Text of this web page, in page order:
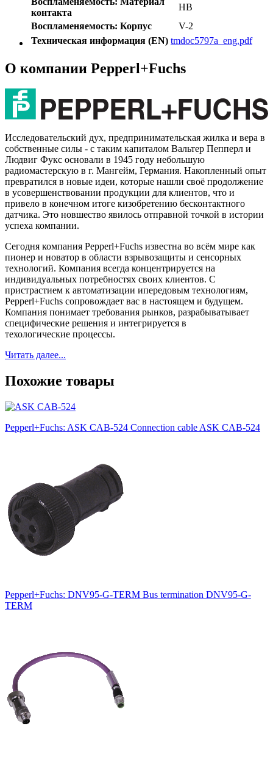
контакта
HB
Воспламеняемость: Корпус
V-2
Техническая информация (EN) tmdoc5797a_eng.pdf
О компании Pepperl+Fuchs
Исследовательский дух, предпринимательская жилка и вера в
собственные силы - с таким капиталом Вальтер Пепперл и
Людвиг Фукс основали в 1945 году небольшую
радиомастерскую в г. Мангейм, Германия. Накопленный опыт
превратился в новые идеи, которые нашли своё продолжение
в усовершенствовании продукции для клиентов, что и
привело в конечном итоге кизобретению бесконтактного
датчика. Это новшество явилось отправной точкой в истории
успеха компании.
Сегодня компания Pepperl+Fuchs известна во всём мире как
пионер и новатор в области взрывозащиты и сенсорных
технологий. Компания всегда концентрируется на
индивидуальных потребностях своих клиентов. С
пристрастием к автоматизации ипередовым технологиям,
Pepperl+Fuchs сопровождает вас в настоящем и будущем.
Компания понимает требования рынков, разрабыватывает
специфические решения и интегрируется в
техологические процессы.
Читать далее...
Похожие товары
Pepperl+Fuchs: ASK CAB-524 Connection cable ASK CAB-524
Pepperl+Fuchs: DNV95-G-TERM Bus termination DNV95-G-
TERM